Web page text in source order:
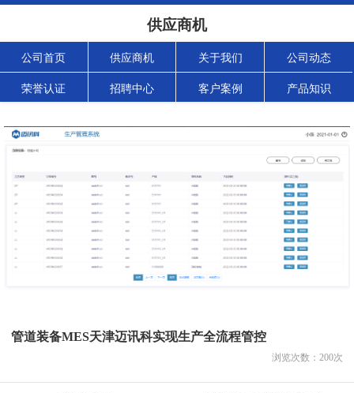
供应商机
公司首页 供应商机 关于我们 公司动态
荣誉认证 招聘中心 客户案例 产品知识
管道装备MES天津迈讯科实现生产全流程管控
浏览次数： 200次